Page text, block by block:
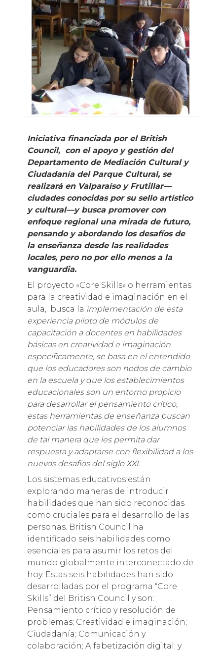
Iniciativa financiada por el British
Council, con el apoyo y gestión del
Departamento de Mediación Cultural y
Ciudadanía del Parque Cultural, se
realizará en Valparaíso y Frutillar—
ciudades conocidas por su sello artístico
y cultural—y busca promover con
enfoque regional una mirada de futuro,
pensando y abordando los desafíos de
la enseñanza desde las realidades
locales, pero no por ello menos a la
vanguardia.
El proyecto «Core Skills» o herramientas
para la creatividad e imaginación en el
aula, busca la implementación de esta
experiencia piloto de módulos de
capacitación a docentes en habilidades
básicas en creatividad e imaginación
específicamente, se basa en el entendido
que los educadores son nodos de cambio
en la escuela y que los establecimientos
educacionales son un entorno propicio
para desarrollar el pensamiento crítico,
estas herramientas de enseñanza buscan
potenciar las habilidades de los alumnos
de tal manera que les permita dar
respuesta y adaptarse con flexibilidad a los
nuevos desafíos del siglo XXI.
Los sistemas educativos están
explorando maneras de introducir
habilidades que han sido reconocidas
como cruciales para el desarrollo de las
personas. British Council ha
identificado seis habilidades como
esenciales para asumir los retos del
mundo globalmente interconectado de
hoy. Estas seis habilidades han sido
desarrolladas por el programa “Core
Skills” del British Council y son:
Pensamiento crítico y resolución de
problemas; Creatividad e imaginación;
Ciudadanía; Comunicación y
colaboración; Alfabetización digital; y